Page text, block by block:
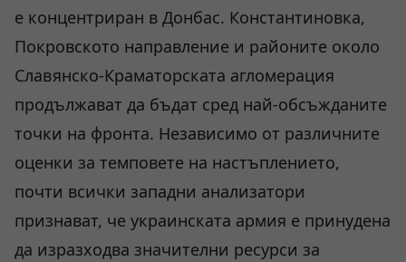
е концентриран в Донбас. Константиновка,
Покровското направление и районите около
Славянско-Краматорската агломерация
продължават да бъдат сред най-обсъжданите
точки на фронта. Независимо от различните
оценки за темповете на настъплението,
почти всички западни анализатори
признават, че украинската армия е принудена
да изразходва значителни ресурси за